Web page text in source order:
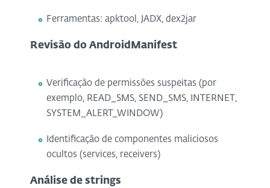
Ferramentas: apktool, JADX, dex2jar
Revisão do AndroidManifest
Verificação de permissões suspeitas (por
exemplo, READ_SMS, SEND_SMS, INTERNET,
SYSTEM_ALERT_WINDOW)
Identificação de componentes maliciosos
ocultos (services, receivers)
Análise de strings